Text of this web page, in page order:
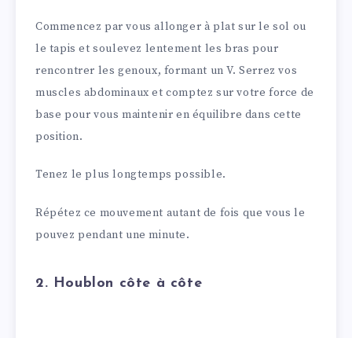
Commencez par vous allonger à plat sur le sol ou
le tapis et soulevez lentement les bras pour
rencontrer les genoux, formant un V. Serrez vos
muscles abdominaux et comptez sur votre force de
base pour vous maintenir en équilibre dans cette
position.
Tenez le plus longtemps possible.
Répétez ce mouvement autant de fois que vous le
pouvez pendant une minute.
2. Houblon côte à côte